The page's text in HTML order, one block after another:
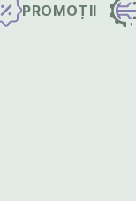
PROMOȚII